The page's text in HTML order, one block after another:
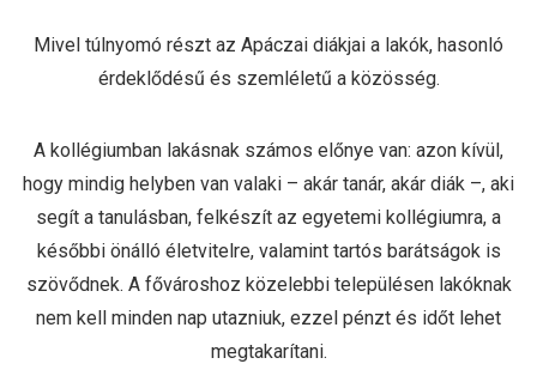
Mivel túlnyomó részt az Apáczai diákjai a lakók, hasonló
érdeklődésű és szemléletű a közösség.
A kollégiumban lakásnak számos előnye van: azon kívül,
hogy mindig helyben van valaki – akár tanár, akár diák –, aki
segít a tanulásban, felkészít az egyetemi kollégiumra, a
későbbi önálló életvitelre, valamint tartós barátságok is
szövődnek. A fővároshoz közelebbi településen lakóknak
nem kell minden nap utazniuk, ezzel pénzt és időt lehet
megtakarítani.